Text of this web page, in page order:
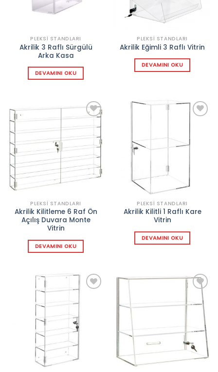
PLEKSI STANDLARI
Akrilik 3 Raflı Sürgülü
Arka Kasa
DEVAMINI OKU
PLEKSI STANDLARI
Akrilik Eğimli 3 Raflı Vitrin
DEVAMINI OKU
Add to
wishlist
PLEKSI STANDLARI
Akrilik Kilitleme 6 Raf Ön
Açılış Duvara Monte
Vitrin
DEVAMINI OKU
Add to
wishlist
PLEKSI STANDLARI
Akrilik Kilitli 1 Raflı Kare
Vitrin
DEVAMINI OKU
wishlist
Add to
wishlist